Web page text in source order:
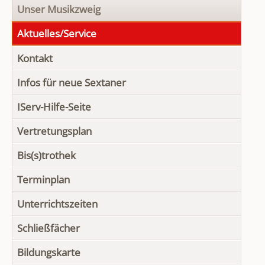
Unser Musikzweig
Aktuelles/Service
Kontakt
Infos für neue Sextaner
IServ-Hilfe-Seite
Vertretungsplan
Bis(s)trothek
Terminplan
Unterrichtszeiten
Schließfächer
Bildungskarte